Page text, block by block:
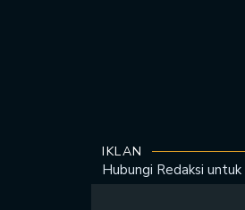
IKLAN
Hubungi Redaksi untuk